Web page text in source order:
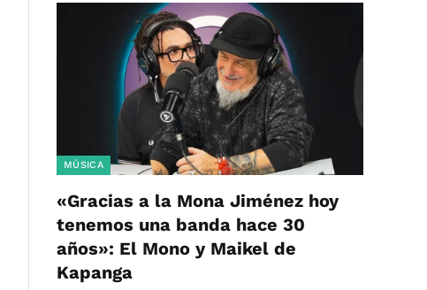
MÚSICA
«Gracias a la Mona Jiménez hoy
tenemos una banda hace 30
años»: El Mono y Maikel de
Kapanga